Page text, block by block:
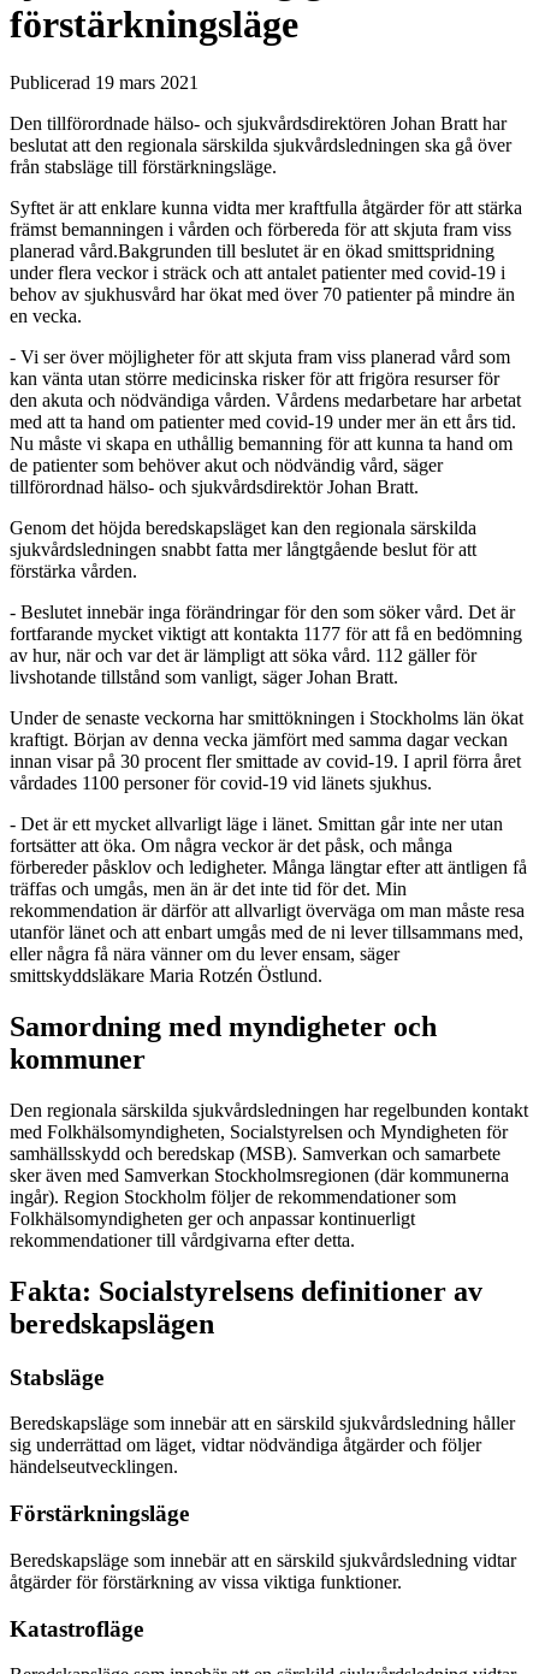
förstärkningsläge
Publicerad 19 mars 2021
Den tillförordnade hälso- och sjukvårdsdirektören Johan Bratt har
beslutat att den regionala särskilda sjukvårdsledningen ska gå över
från stabsläge till förstärkningsläge.
Syftet är att enklare kunna vidta mer kraftfulla åtgärder för att stärka
främst bemanningen i vården och förbereda för att skjuta fram viss
planerad vård.Bakgrunden till beslutet är en ökad smittspridning
under flera veckor i sträck och att antalet patienter med covid-19 i
behov av sjukhusvård har ökat med över 70 patienter på mindre än
en vecka.
- Vi ser över möjligheter för att skjuta fram viss planerad vård som
kan vänta utan större medicinska risker för att frigöra resurser för
den akuta och nödvändiga vården. Vårdens medarbetare har arbetat
med att ta hand om patienter med covid-19 under mer än ett års tid.
Nu måste vi skapa en uthållig bemanning för att kunna ta hand om
de patienter som behöver akut och nödvändig vård, säger
tillförordnad hälso- och sjukvårdsdirektör Johan Bratt.
Genom det höjda beredskapsläget kan den regionala särskilda
sjukvårdsledningen snabbt fatta mer långtgående beslut för att
förstärka vården.
- Beslutet innebär inga förändringar för den som söker vård. Det är
fortfarande mycket viktigt att kontakta 1177 för att få en bedömning
av hur, när och var det är lämpligt att söka vård. 112 gäller för
livshotande tillstånd som vanligt, säger Johan Bratt.
Under de senaste veckorna har smittökningen i Stockholms län ökat
kraftigt. Början av denna vecka jämfört med samma dagar veckan
innan visar på 30 procent fler smittade av covid-19. I april förra året
vårdades 1100 personer för covid-19 vid länets sjukhus.
- Det är ett mycket allvarligt läge i länet. Smittan går inte ner utan
fortsätter att öka. Om några veckor är det påsk, och många
förbereder påsklov och ledigheter. Många längtar efter att äntligen få
träffas och umgås, men än är det inte tid för det. Min
rekommendation är därför att allvarligt överväga om man måste resa
utanför länet och att enbart umgås med de ni lever tillsammans med,
eller några få nära vänner om du lever ensam, säger
smittskyddsläkare Maria Rotzén Östlund.
Samordning med myndigheter och
kommuner
Den regionala särskilda sjukvårdsledningen har regelbunden kontakt
med Folkhälsomyndigheten, Socialstyrelsen och Myndigheten för
samhällsskydd och beredskap (MSB). Samverkan och samarbete
sker även med Samverkan Stockholmsregionen (där kommunerna
ingår). Region Stockholm följer de rekommendationer som
Folkhälsomyndigheten ger och anpassar kontinuerligt
rekommendationer till vårdgivarna efter detta.
Fakta: Socialstyrelsens definitioner av
beredskapslägen
Stabsläge
Beredskapsläge som innebär att en särskild sjukvårdsledning håller
sig underrättad om läget, vidtar nödvändiga åtgärder och följer
händelseutvecklingen.
Förstärkningsläge
Beredskapsläge som innebär att en särskild sjukvårdsledning vidtar
åtgärder för förstärkning av vissa viktiga funktioner.
Katastrofläge